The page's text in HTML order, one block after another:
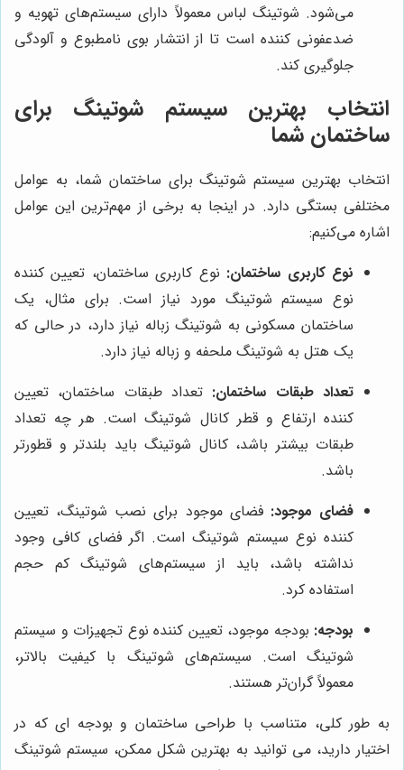
می‌شود. شوتینگ لباس معمولاً دارای سیستم‌های تهویه و
ضدعفونی کننده است تا از انتشار بوی نامطبوع و آلودگی
جلوگیری کند.
انتخاب بهترین سیستم شوتینگ برای
ساختمان شما
انتخاب بهترین سیستم شوتینگ برای ساختمان شما، به عوامل
مختلفی بستگی دارد. در اینجا به برخی از مهم‌ترین این عوامل
اشاره می‌کنیم:
نوع کاربری ساختمان: نوع کاربری ساختمان، تعیین کننده
نوع سیستم شوتینگ مورد نیاز است. برای مثال، یک
ساختمان مسکونی به شوتینگ زباله نیاز دارد، در حالی که
یک هتل به شوتینگ ملحفه و زباله نیاز دارد.
تعداد طبقات ساختمان: تعداد طبقات ساختمان، تعیین
کننده ارتفاع و قطر کانال شوتینگ است. هر چه تعداد
طبقات بیشتر باشد، کانال شوتینگ باید بلندتر و قطورتر
باشد.
فضای موجود: فضای موجود برای نصب شوتینگ، تعیین
کننده نوع سیستم شوتینگ است. اگر فضای کافی وجود
نداشته باشد، باید از سیستم‌های شوتینگ کم حجم
استفاده کرد.
بودجه: بودجه موجود، تعیین کننده نوع تجهیزات و سیستم
شوتینگ است. سیستم‌های شوتینگ با کیفیت بالاتر،
معمولاً گران‌تر هستند.
به طور کلی، متناسب با طراحی ساختمان و بودجه ای که در
اختیار دارید، می توانید به بهترین شکل ممکن، سیستم شوتینگ